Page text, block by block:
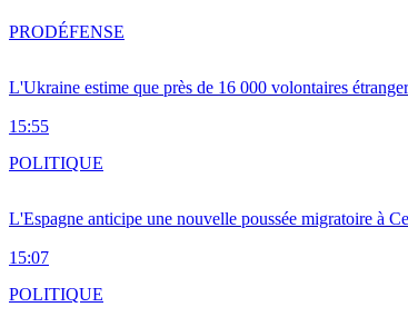
L'Ukraine estime que près de 16 000 volontaires
15:55
PRODÉFENSE
L'Espagne anticipe une nouvelle poussée migratoire à
15:07
POLITIQUE
POLITIQUE